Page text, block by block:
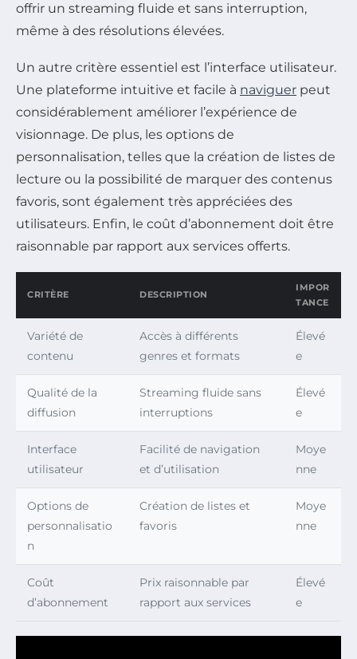
offrir un streaming fluide et sans interruption,
même à des résolutions élevées.
Un autre critère essentiel est l’interface utilisateur.
Une plateforme intuitive et facile à naviguer peut
considérablement améliorer l’expérience de
visionnage. De plus, les options de
personnalisation, telles que la création de listes de
lecture ou la possibilité de marquer des contenus
favoris, sont également très appréciées des
utilisateurs. Enfin, le coût d’abonnement doit être
raisonnable par rapport aux services offerts.
CRITÈRE DESCRIPTION
IMPOR
TANCE
Variété de
contenu
Accès à différents
genres et formats
Élevé
e
Qualité de la
diffusion
Streaming fluide sans
interruptions
Élevé
e
Interface
utilisateur
Facilité de navigation
et d’utilisation
Moye
nne
Options de
personnalisatio
n
Création de listes et
favoris
Moye
nne
Coût
d’abonnement
Prix raisonnable par
rapport aux services
Élevé
e